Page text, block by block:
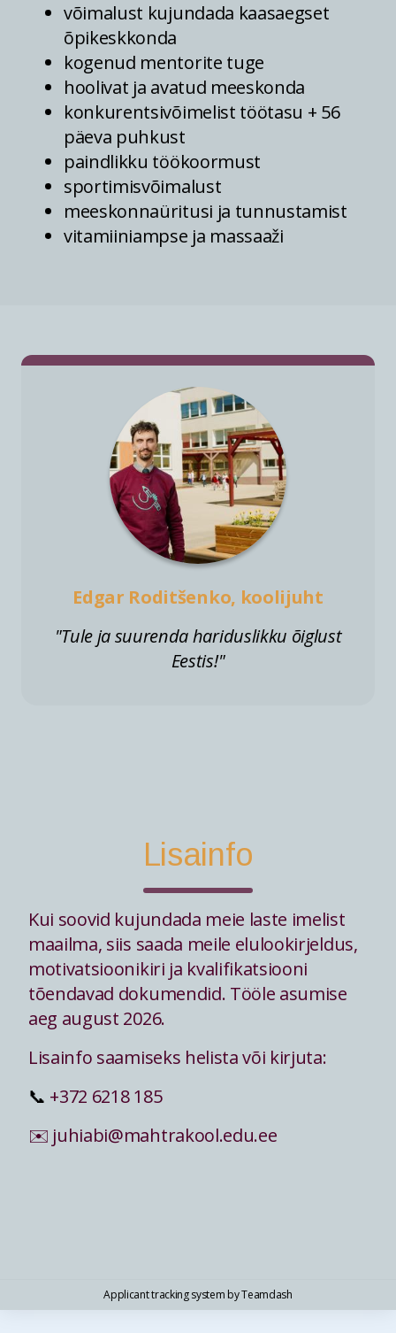
võimalust kujundada kaasaegset
õpikeskkonda
kogenud mentorite tuge
hoolivat ja avatud meeskonda
konkurentsivõimelist töötasu + 56
päeva puhkust
paindlikku töökoormust
sportimisvõimalust
meeskonnaüritusi ja tunnustamist
vitamiiniampse ja massaaži
Edgar Roditšenko, koolijuht
"Tule ja suurenda hariduslikku õiglust
Eestis!"
Lisainfo
Kui soovid kujundada meie laste imelist
maailma, siis saada meile elulookirjeldus,
motivatsioonikiri ja kvalifikatsiooni
tõendavad dokumendid. Tööle asumise
aeg august 2026.
Lisainfo saamiseks helista või kirjuta:
📞 +372 6218 185
✉️ juhiabi@mahtrakool.edu.ee
Applicant tracking system byTeamdash